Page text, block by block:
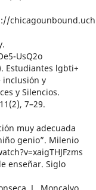
UsQ2o
Estudiantes lgbti+
inclusión y
y Silencios.
7–29.
muy adecuada
genio”. Milenio
enseñar. Siglo